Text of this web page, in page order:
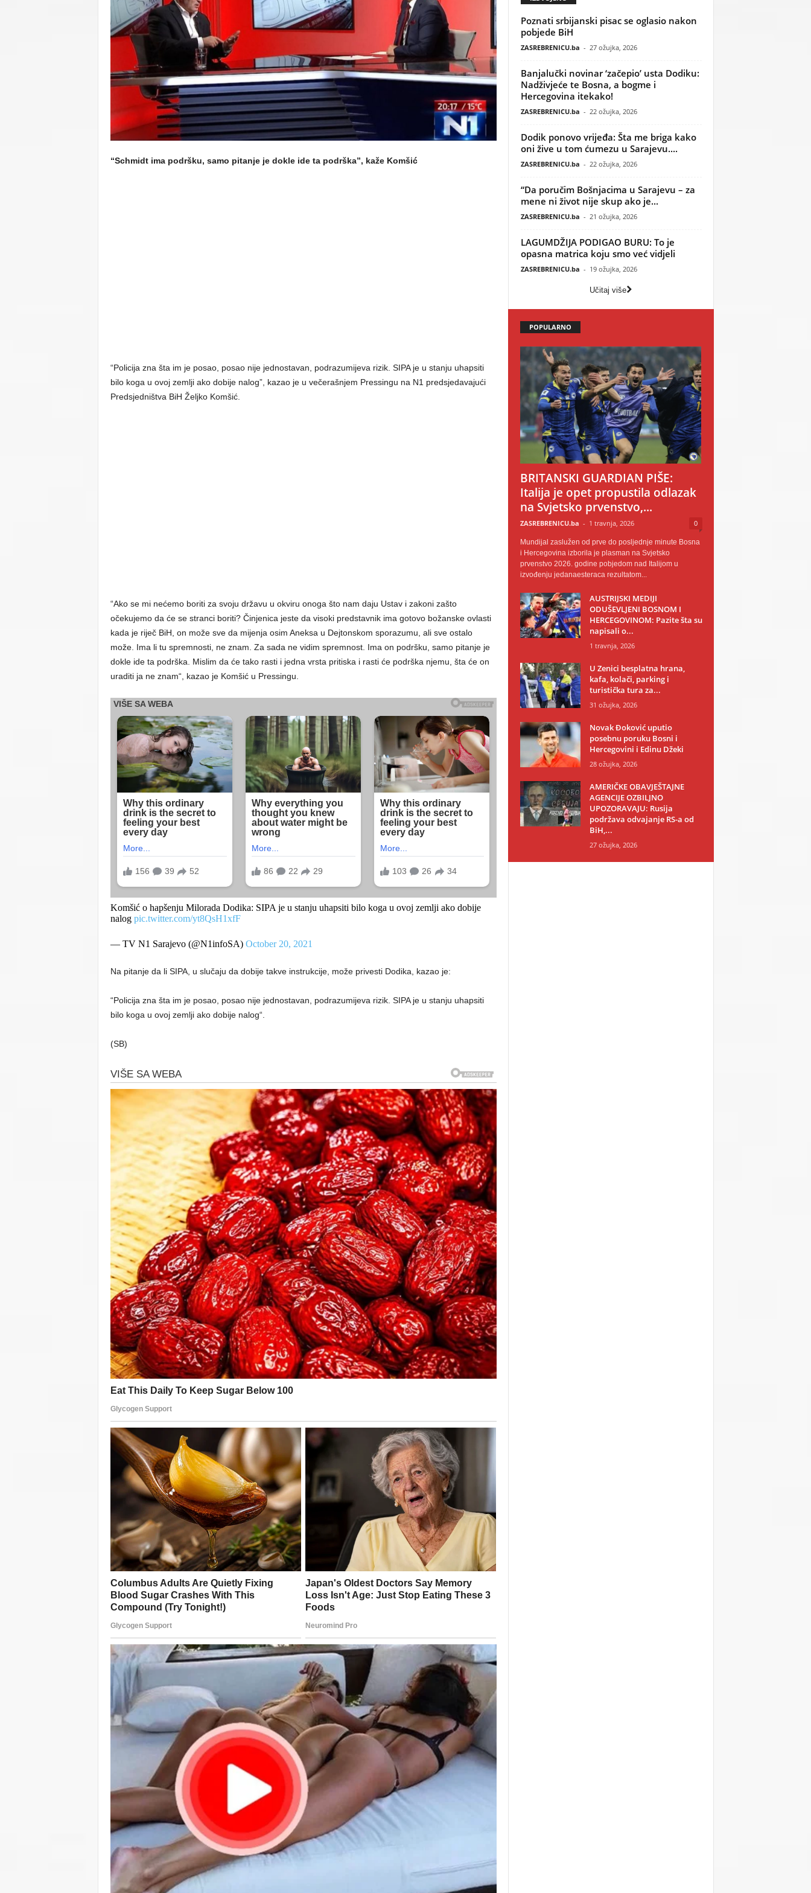
C
“Schmidt ima podršku, samo pitanje je dokle ide ta podrška”, kaže Komšić
“Policija zna šta im je posao, posao nije jednostavan, podrazumijeva rizik. SIPA je u stanju uhapsiti
bilo koga u ovoj zemlji ako dobije nalog”, kazao je u večerašnjem Pressingu na N1 predsjedavajući
Predsjedništva BiH Željko Komšić.
“Ako se mi nećemo boriti za svoju državu u okviru onoga što nam daju Ustav i zakoni zašto
očekujemo da će se stranci boriti? Činjenica jeste da visoki predstavnik ima gotovo božanske ovlasti
kada je riječ BiH, on može sve da mijenja osim Aneksa u Dejtonskom sporazumu, ali sve ostalo
može. Ima li tu spremnosti, ne znam. Za sada ne vidim spremnost. Ima on podršku, samo pitanje je
dokle ide ta podrška. Mislim da će tako rasti i jedna vrsta pritiska i rasti će podrška njemu, šta će on
uraditi ja ne znam“, kazao je Komšić u Pressingu.
Komšić o hapšenju Milorada Dodika: SIPA je u stanju uhapsiti bilo koga u ovoj zemlji ako dobije
nalog pic.twitter.com/yt8QsH1xfF
— TV N1 Sarajevo (@N1infoSA) October 20, 2021
Na pitanje da li SIPA, u slučaju da dobije takve instrukcije, može privesti Dodika, kazao je:
“Policija zna šta im je posao, posao nije jednostavan, podrazumijeva rizik. SIPA je u stanju uhapsiti
bilo koga u ovoj zemlji ako dobije nalog“.
(SB)
Poznati srbijanski pisac se oglasio nakon
pobjede BiH
ZASREBRENICU.ba - 27 ožujka, 2026
Banjalučki novinar ‘začepio’ usta Dodiku:
Nadživjeće te Bosna, a bogme i
Hercegovina itekako!
ZASREBRENICU.ba - 22 ožujka, 2026
Dodik ponovo vrijeđa: Šta me briga kako
oni žive u tom ćumezu u Sarajevu....
ZASREBRENICU.ba - 22 ožujka, 2026
“Da poručim Bošnjacima u Sarajevu – za
mene ni život nije skup ako je...
ZASREBRENICU.ba - 21 ožujka, 2026
LAGUMDŽIJA PODIGAO BURU: To je
opasna matrica koju smo već vidjeli
ZASREBRENICU.ba - 19 ožujka, 2026
Učitaj više
POPULARNO
BRITANSKI GUARDIAN PIŠE:
Italija je opet propustila odlazak
na Svjetsko prvenstvo,...
ZASREBRENICU.ba - 1 travnja, 2026 0
Mundijal zaslužen od prve do posljednje minute Bosna
i Hercegovina izborila je plasman na Svjetsko
prvenstvo 2026. godine pobjedom nad Italijom u
izvođenju jedanaesteraca rezultatom...
AUSTRIJSKI MEDIJI
ODUŠEVLJENI BOSNOM I
HERCEGOVINOM: Pazite šta su
napisali o...
1 travnja, 2026
U Zenici besplatna hrana,
kafa, kolači, parking i
turistička tura za...
31 ožujka, 2026
Novak Đoković uputio
posebnu poruku Bosni i
Hercegovini i Edinu Džeki
28 ožujka, 2026
AMERIČKE OBAVJEŠTAJNE
AGENCIJE OZBILJNO
UPOZORAVAJU: Rusija
podržava odvajanje RS-a od
BiH,...
27 ožujka, 2026